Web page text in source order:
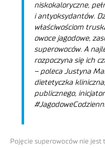
niskokaloryczne,
i antyoksydantów.
właściwościom
owoce jagodowe,
superowoców. A
rozpoczyna się ich
– poleca Justyna
dietetyczka
publicznego,
Pojęcie superowoców nie jest